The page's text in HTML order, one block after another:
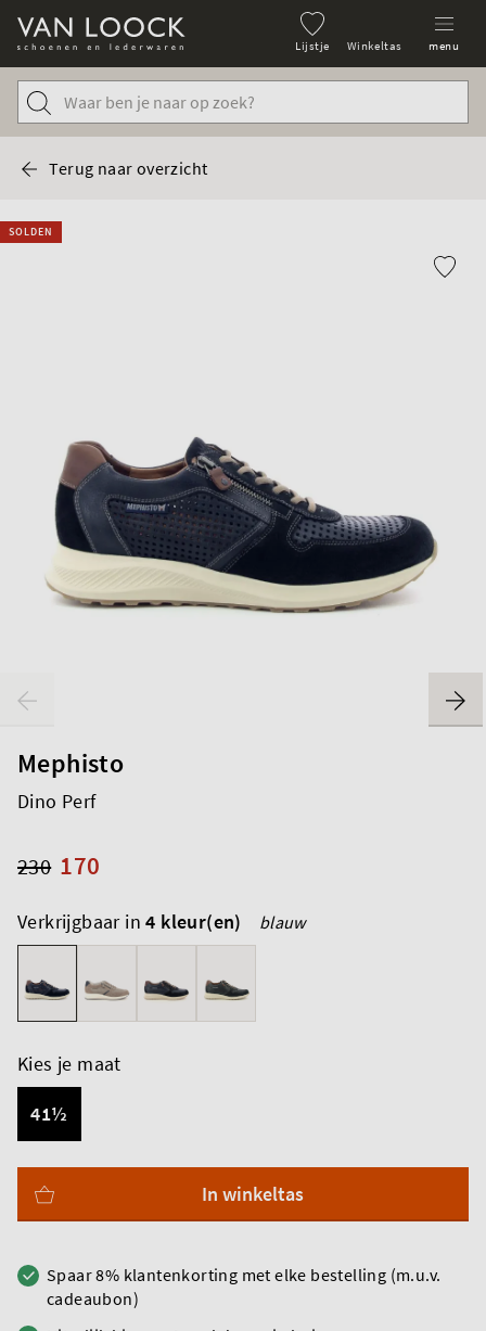
Lijstje Winkeltas menu
Terug naar overzicht
SOLDEN
Mephisto
Dino Perf
170
230
Verkrijgbaar in4 kleur(en) blauw
Kies je maat
41½
In winkeltas
Spaar 8% klantenkorting met elke bestelling (m.u.v.
cadeaubon)